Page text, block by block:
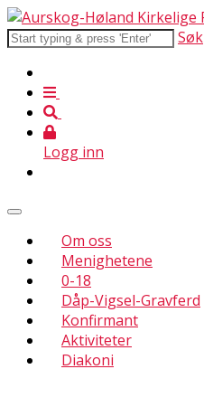
Søk
Logg inn
Om oss
Menighetene
0-18
Dåp-Vigsel-Gravferd
Konfirmant
Aktiviteter
Diakoni